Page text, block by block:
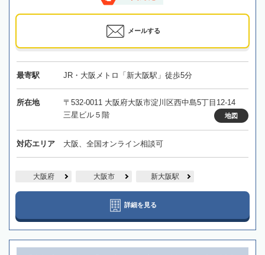
メールする
最寄駅 JR・大阪メトロ「新大阪駅」徒歩5分
所在地
〒532-0011 大阪府大阪市淀川区西中島5丁目12-14
三星ビル５階
地図
対応エリア 大阪、全国オンライン相談可
大阪府 大阪市 新大阪駅
詳細を見る